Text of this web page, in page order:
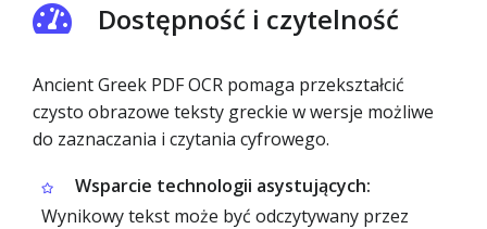
Dostępność i czytelność
Ancient Greek PDF OCR pomaga przekształcić
czysto obrazowe teksty greckie w wersje możliwe
do zaznaczania i czytania cyfrowego.
Wsparcie technologii asystujących:
Wynikowy tekst może być odczytywany przez